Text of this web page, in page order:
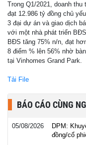
Trong Q1/2021, doanh
đạt 12.986 tỷ đồng chủ
3 đại dự án và giao dịch
với một nhà phát triển
BĐS tăng 75% n/n, đạt
8 điểm % lên 56% nhờ
tại Vinhomes Grand Park.
Tải File
BÁO CÁO CÙNG
05/08/2026
DPM:
đồng/cổ